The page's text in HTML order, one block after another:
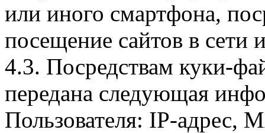
или иного смартфона,
посещение сайтов в сети
4.3. Посредствам куки-
передана следующая
Пользователя: IP-адрес,